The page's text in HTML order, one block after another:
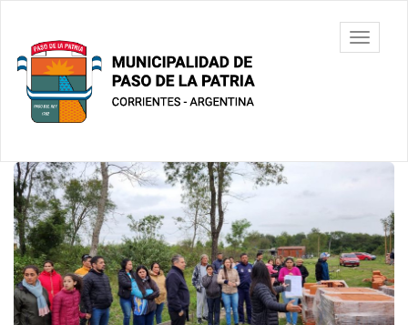
contenido
principal
Municipalidad
de Paso De
La Patria
barra
Contenido
principal